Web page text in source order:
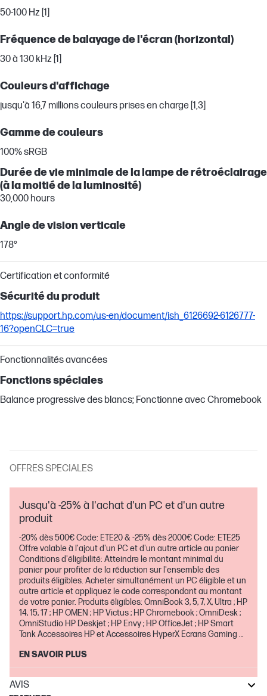
50-100 Hz [1]
Fréquence de balayage de l'écran (horizontal)
30 à 130 kHz [1]
Couleurs d'affichage
jusqu'à 16,7 millions couleurs prises en charge [1,3]
Gamme de couleurs
100% sRGB
Durée de vie minimale de la lampe de rétroéclairage
(à la moitié de la luminosité)
30,000 hours
Angle de vision verticale
178°
Certification et conformité
Sécurité du produit
https://support.hp.com/us-en/document/ish_6126692-6126777-
16?openCLC=true
Fonctionnalités avancées
Fonctions spéciales
Balance progressive des blancs; Fonctionne avec Chromebook
OFFRES SPECIALES
Jusqu'à -25% à l'achat d'un PC et d'un autre
produit
-20% dès 500€ Code: ETE20 & -25% dès 2000€ Code: ETE25
Offre valable à l'ajout d'un PC et d'un autre article au panier
Conditions d'éligibilité: Atteindre le montant minimal du
panier pour profiter de la réduction sur l'ensemble des
produits éligibles. Acheter simultanément un PC éligible et un
autre article et appliquez le code correspondant au montant
de votre panier. Produits éligibles: OmniBook 3, 5, 7, X, Ultra ; HP
14, 15, 17 ; HP OMEN ; HP Victus ; HP Chromebook ; OmniDesk ;
OmniStudio HP Deskjet ; HP Envy ; HP OfficeJet ; HP Smart
Tank Accessoires HP et Accessoires HyperX Ecrans Gaming et
Offre valable jusqu'au 30 août inclus
EN SAVOIR PLUS
AVIS